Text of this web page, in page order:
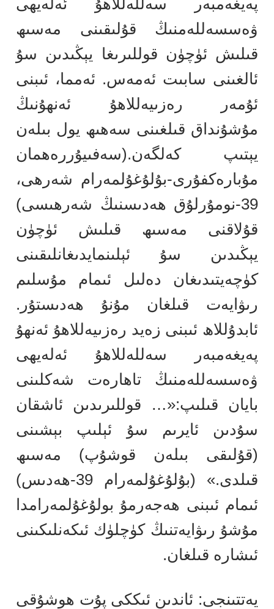
پەيغەمبەر سەللەللاھۇ ئەلەيھى
ۋەسسەللەمنىڭ قۇلىقىنى مەسىھ
قىلىش ئۈچۈن قوللىرىغا يېڭىدىن سۇ
ئالغىنى سابىت ئەمەس. ئەمما، ئىبنى
ئۇمەر رەزىيەللاھۇ ئەنھۇنىڭ
مۇشۇنداق قىلغىنى سەھىھ يول بىلەن
يېتىپ كەلگەن.(سەفىيۇررەھمان
مۇبارەكفۇرى-بۇلۇغۇلمەرام شەرھى،
39-نومۇرلۇق ھەدىسنىڭ شەرھىسى)
قۇلاقنى مەسىھ قىلىش ئۈچۈن
يېڭىدىن سۇ ئېلىنمايدىغانلىقىنى
كۈچەيتىدىغان دەلىل ئىمام مۇسلىم
رىۋايەت قىلغان مۇنۇ ھەدىستۇر.
ئابدۇللاھ ئىبنى زەيد رەزىيەللاھۇ ئەنھۇ
پەيغەمبەر سەللەللاھۇ ئەلەيھى
ۋەسسەللەمنىڭ تاھارەت شەكلىنى
بايان قىلىپ:«… قوللىرىدىن ئاشقان
سۇدىن ئايرىم سۇ ئېلىپ بېشىنى
(قۇلىقى بىلەن قوشۇپ) مەسىھ
قىلدى.» (بۇلۇغۇلمەرام 39-ھەدىس)
ئىمام ئىبنى ھەجەرمۇ بولۇغۇلمەرامدا
مۇشۇ رىۋايەتنىڭ كۈچلۈك ئىكەنلىكىنى
ئىشارە قىلغان.
يەتتىنجى: ئاندىن ئىككى پۇت ھوشۇقى